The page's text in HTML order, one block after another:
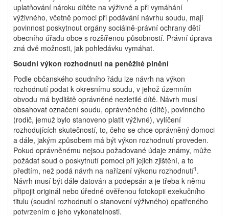
uplatňování nároku dítěte na výživné a při vymáhání
výživného, včetně pomoci při podávání návrhu soudu, mají
povinnost poskytnout orgány sociálně-právní ochrany dětí
obecního úřadu obce s rozšířenou působností. Právní úprava
zná dvě možnosti, jak pohledávku vymáhat.
Soudní výkon rozhodnutí na peněžité plnění
Podle občanského soudního řádu lze návrh na výkon
rozhodnutí podat k okresnímu soudu, v jehož územním
obvodu má bydliště oprávněné nezletilé dítě. Návrh musí
obsahovat označení soudu, oprávněného (dítě), povinného
(rodič, jemuž bylo stanoveno platit výživné), vylíčení
rozhodujících skutečností, to, čeho se chce oprávněný domoci
a dále, jakým způsobem má být výkon rozhodnutí proveden.
Pokud oprávněnému nejsou požadované údaje známy, může
požádat soud o poskytnutí pomoci při jejich zjištění, a to
předtím, než podá návrh na nařízení výkonu rozhodnutí1 .
Návrh musí být dále datován a podepsán a je třeba k němu
připojit originál nebo úředně ověřenou fotokopii exekučního
titulu (soudní rozhodnutí o stanovení výživného) opatřeného
potvrzením o jeho vykonatelnosti.